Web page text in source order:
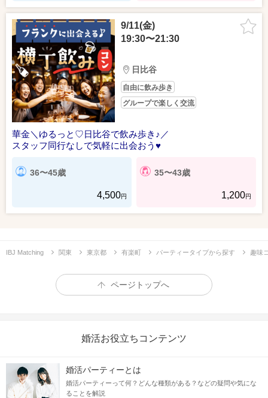
9/11(金)
19:30〜21:30
日比谷
自由に飲み歩き
グループで楽しく交流
華金＼ゆるっと♡日比谷で飲み歩き♪／
スタッフ同行なしで気軽に出会おう♥
36〜45歳
4,500円
35〜43歳
1,200円
IBJ Matching 関東 東京都 有楽町 パーティータイプから探す 趣味
ページトップへ
婚活お役立ちコンテンツ
婚活パーティーとは
婚活パーティーって何？どんな種類がある？などの疑問や気にな
ることを解説